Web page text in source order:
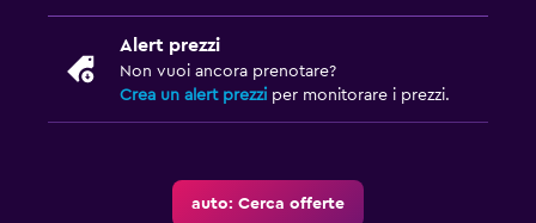
Alert prezzi
Non vuoi ancora prenotare?
Crea un alert prezzi per monitorare i prezzi.
auto: Cerca offerte